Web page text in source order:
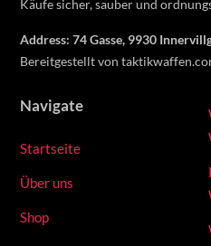
Käufe sicher, sauber und
Address: 74 Gasse, 9930
Bereitgestellt von
Navigate
Startseite
Über uns
Shop